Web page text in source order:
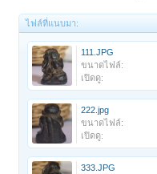
ไฟล์ที่แนบมา:
111.JPG
ขนาดไฟล์:
เปิดดู:
222.jpg
ขนาดไฟล์:
เปิดดู:
333.JPG